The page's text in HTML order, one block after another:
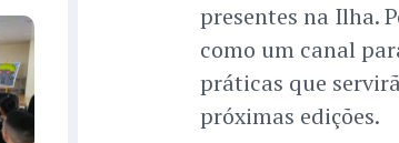
presentes na Ilha.
como um canal
práticas que
próximas edições.